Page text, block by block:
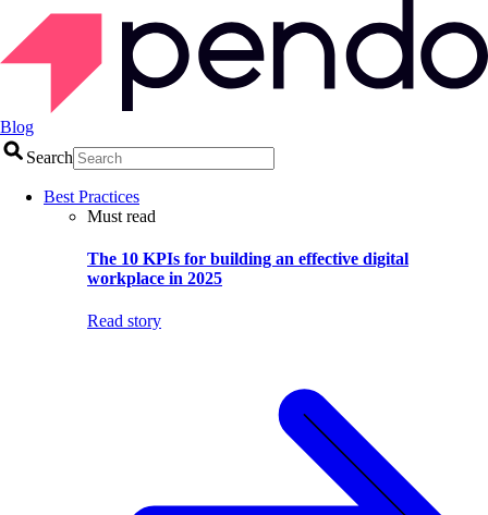
Blog
Search
Best Practices
Must read
The 10 KPIs for building an effective digital
workplace in 2025
Read story